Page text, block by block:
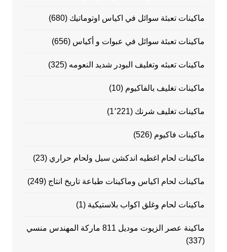
ماكينات تعبئة سوائل في اكياس اوتوماتيك (680)
ماكينات تعبئة سوائل في عبوات و أكياس (656)
ماكينات تعبئه وتغليف البودر شديد النعومه (325)
ماكينات تغليف بالفاكيوم (10)
ماكينات تغليف شرنك (1٬221)
ماكينات فاكيوم (526)
ماكينات لحام اغطيه اندكشن سيل ولحام حراري (23)
ماكينات لحام اكياس وماكينات طباعة تاريخ انتاج (249)
ماكينات لحام وغلق اكواب بلاستيكية (1)
ماكينة عصر الزيوت موديل 811 ماركة المهندس منسي
(337)